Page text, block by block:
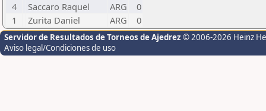
4
Saccaro Raquel ARG
0
1
Zurita Daniel ARG 0
Servidor de Resultados de Torneos de Ajedrez © 2006-2026 Heinz
Aviso legal/Condiciones de uso